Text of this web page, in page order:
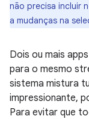
não precisa incluir
a mudanças na
Dois ou mais
para o mesmo
sistema mistura
impressionante,
Para evitar que